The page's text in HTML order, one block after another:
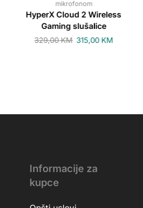
mikrofonom
HyperX Cloud 2 Wireless
Gaming slušalice
329,00KM 315,00 KM
Informacije za
kupce